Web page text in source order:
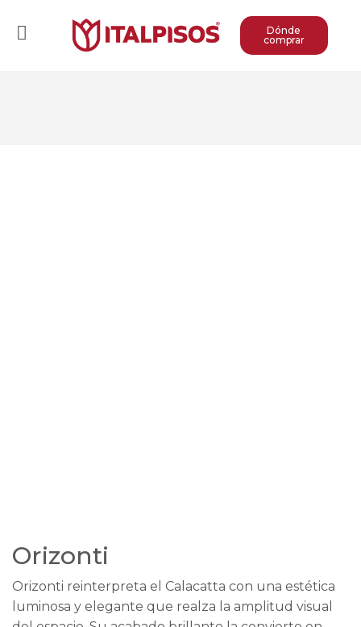
Dónde
comprar
Orizonti
Orizonti reinterpreta el Calacatta con una estética
luminosa y elegante que realza la amplitud visual